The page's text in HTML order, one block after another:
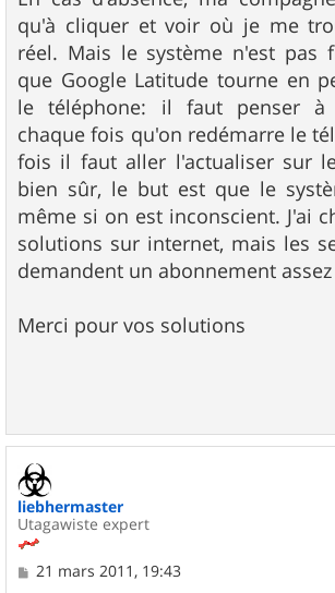
qu'à cliquer et voir où je me
réel. Mais le système n'est pas
que Google Latitude tourne en
le téléphone: il faut penser
chaque fois qu'on redémarre le
fois il faut aller l'actualiser sur
bien sûr, le but est que le
même si on est inconscient. J'ai
solutions sur internet, mais les
demandent un abonnement
Merci pour vos solutions
liebhermaster
Utagawiste expert
M
21 mars 2011, 19:43